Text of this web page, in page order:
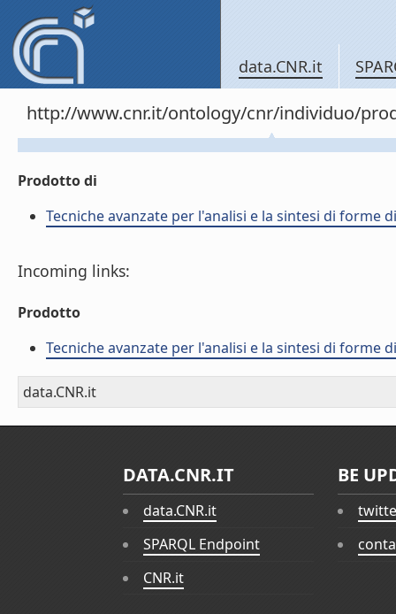
data.CNR.it
http://www.cnr.it/ontology/cnr/individuo/
Prodotto di
Tecniche avanzate per l'analisi e la sintesi di forme
Incoming links:
Prodotto
Tecniche avanzate per l'analisi e la sintesi di forme
data.CNR.it
DATA.CNR.IT
data.CNR.it
SPARQL Endpoint
CNR.it
BE